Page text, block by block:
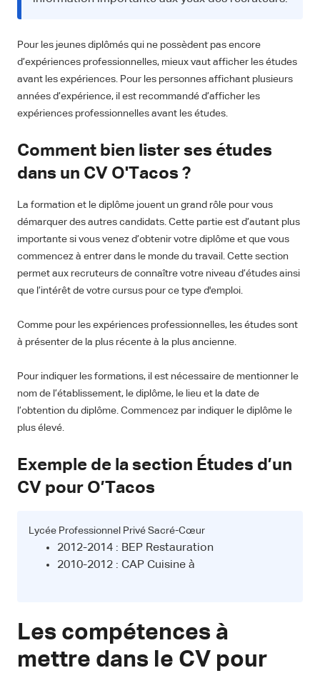
Pour les jeunes diplômés qui ne possèdent pas encore
d’expériences professionnelles, mieux vaut afficher les études
avant les expériences. Pour les personnes affichant plusieurs
années d’expérience, il est recommandé d’afficher les
expériences professionnelles avant les études.
Comment bien lister ses études
dans un CV O'Tacos ?
La formation et le diplôme jouent un grand rôle pour vous
démarquer des autres candidats. Cette partie est d’autant plus
importante si vous venez d’obtenir votre diplôme et que vous
commencez à entrer dans le monde du travail. Cette section
permet aux recruteurs de connaître votre niveau d’études ainsi
que l’intérêt de votre cursus pour ce type d'emploi.
Comme pour les expériences professionnelles, les études sont
à présenter de la plus récente à la plus ancienne.
Pour indiquer les formations, il est nécessaire de mentionner le
nom de l’établissement, le diplôme, le lieu et la date de
l’obtention du diplôme. Commencez par indiquer le diplôme le
plus élevé.
Exemple de la section Études d’un
CV pour O’Tacos
Lycée Professionnel Privé Sacré-Cœur
2012-2014 : BEP Restauration
2010-2012 : CAP Cuisine à
Les compétences à
mettre dans le CV pour